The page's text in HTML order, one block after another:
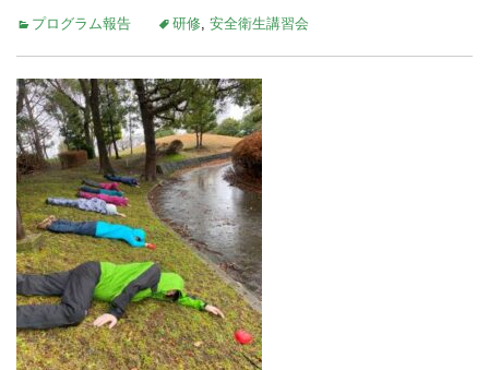
プログラム報告 研修, 安全衛生講習会